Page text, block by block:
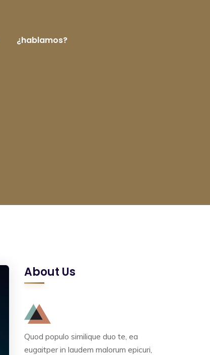
¿hablamos?
About Us
Quod populo similique duo te, ea
eugaitper in laudem malorum epicuri,